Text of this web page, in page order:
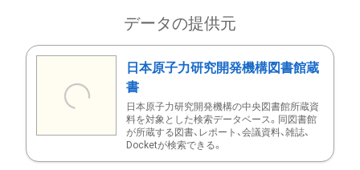
データの提供元
日本原子力研究開発機構図書館蔵
書
日本原子力研究開発機構の中央図書館所蔵資
料を対象とした検索データベース。同図書館
が所蔵する図書、レポート、会議資料、雑誌、
Docketが検索できる。